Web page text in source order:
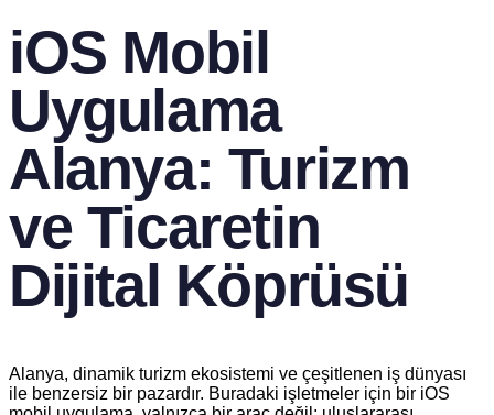
iOS Mobil
Uygulama
Alanya: Turizm
ve Ticaretin
Dijital Köprüsü
Alanya, dinamik turizm ekosistemi ve çeşitlenen iş dünyası
ile benzersiz bir pazardır. Buradaki işletmeler için bir iOS